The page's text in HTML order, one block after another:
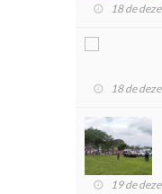
18 de
18 de
19 de